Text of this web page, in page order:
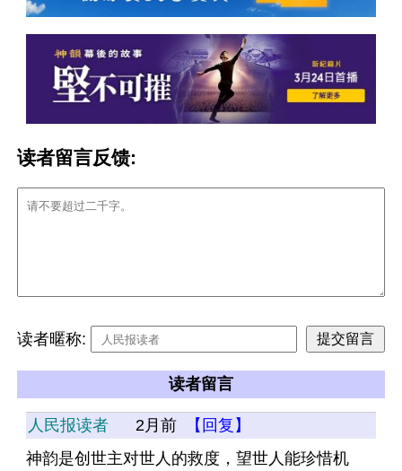
读者留言反馈:
读者暱称:
读者留言
人民报读者 2月前
【回复】
神韵是创世主对世人的救度，望世人能珍惜机